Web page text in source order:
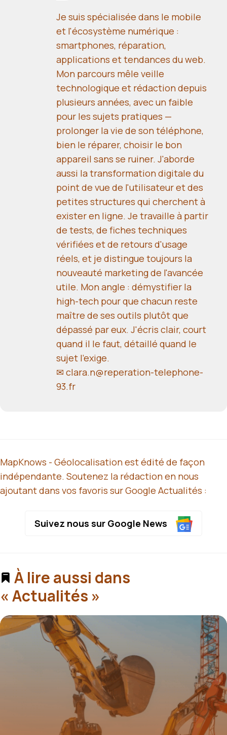
Je suis spécialisée dans le mobile
et l'écosystème numérique :
smartphones, réparation,
applications et tendances du web.
Mon parcours mêle veille
technologique et rédaction depuis
plusieurs années, avec un faible
pour les sujets pratiques —
prolonger la vie de son téléphone,
bien le réparer, choisir le bon
appareil sans se ruiner. J'aborde
aussi la transformation digitale du
point de vue de l'utilisateur et des
petites structures qui cherchent à
exister en ligne. Je travaille à partir
de tests, de fiches techniques
vérifiées et de retours d'usage
réels, et je distingue toujours la
nouveauté marketing de l'avancée
utile. Mon angle : démystifier la
high-tech pour que chacun reste
maître de ses outils plutôt que
dépassé par eux. J'écris clair, court
quand il le faut, détaillé quand le
sujet l'exige.
✉ clara.n@reperation-telephone-
93.fr
MapKnows - Géolocalisation est édité de façon
indépendante. Soutenez la rédaction en nous
ajoutant dans vos favoris sur Google Actualités :
Suivez nous sur Google News
À lire aussi dans
« Actualités »